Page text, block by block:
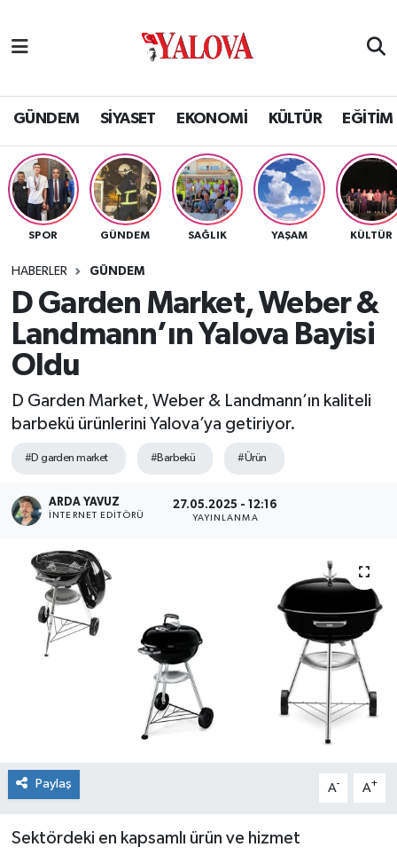
GÜNDEM SİYASET EKONOMİ KÜLTÜR EĞİTİM
SPOR GÜNDEM SAĞLIK YAŞAM KÜLTÜR
HABERLER GÜNDEM
D Garden Market, Weber &
Landmann’ın Yalova Bayisi
Oldu
D Garden Market, Weber & Landmann’ın kaliteli
barbekü ürünlerini Yalova’ya getiriyor.
#D garden market #Barbekü #Ürün
ARDA YAVUZ
İNTERNET EDITÖRÜ
27.05.2025 - 12:16
YAYINLANMA
Paylaş A- A+
Sektördeki en kapsamlı ürün ve hizmet
SİYASET
EKONOMİ
KÜLTÜR
BİLİM VE TEKNOLOJİ
ASAYİŞ
SPOR
İLÇELERİMİZ
RESMİ İLAN
Yalova Nöbetçi Eczaneler
Yalova Hava Durumu
Yalova Namaz Vakitleri
Yalova Trafik Yoğunluk Haritası
Tüm Manşetler
Son Dakika Haberleri